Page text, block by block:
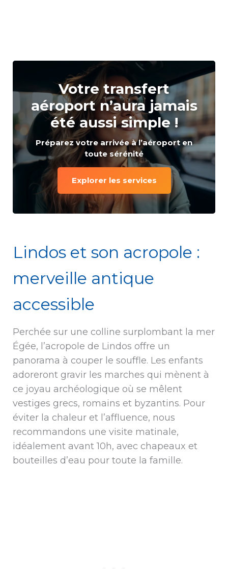
Votre transfert
aéroport n’aura jamais
été aussi simple !
Préparez votre arrivée à l’aéroport en
toute sérénité
Explorer les services
Lindos et son acropole :
merveille antique
accessible
Perchée sur une colline surplombant la mer
Égée, l’acropole de Lindos offre un
panorama à couper le souffle. Les enfants
adoreront gravir les marches qui mènent à
ce joyau archéologique où se mêlent
vestiges grecs, romains et byzantins. Pour
éviter la chaleur et l’affluence, nous
recommandons une visite matinale,
idéalement avant 10h, avec chapeaux et
bouteilles d’eau pour toute la famille.